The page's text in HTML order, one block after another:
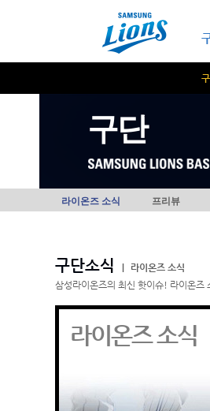
구단
라이온즈 소식 프리뷰
구단소식
라이온즈 소식
삼성라이온즈의 최신 핫이슈! 라이온즈
라이온즈 소식